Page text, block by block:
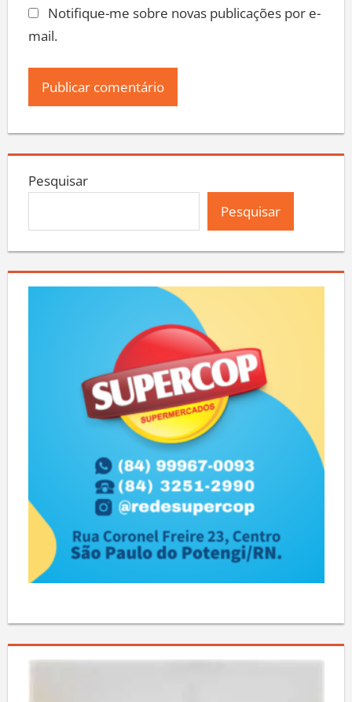
Notifique-me sobre novas publicações por e-
mail.
Pesquisar
Pesquisar